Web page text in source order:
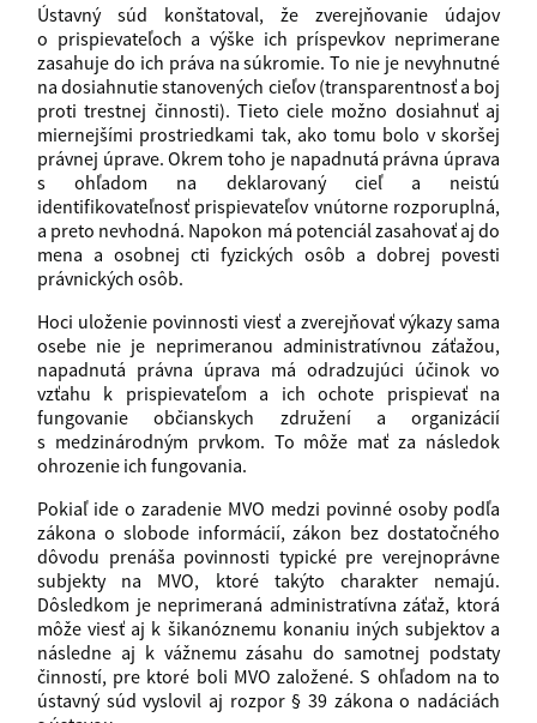
Ústavný súd konštatoval, že zverejňovanie údajov
o prispievateľoch a výške ich príspevkov neprimerane
zasahuje do ich práva na súkromie. To nie je nevyhnutné
na dosiahnutie stanovených cieľov (transparentnosť a boj
proti trestnej činnosti). Tieto ciele možno dosiahnuť aj
miernejšími prostriedkami tak, ako tomu bolo v skoršej
právnej úprave. Okrem toho je napadnutá právna úprava
s ohľadom na deklarovaný cieľ a neistú
identifikovateľnosť prispievateľov vnútorne rozporuplná,
a preto nevhodná. Napokon má potenciál zasahovať aj do
mena a osobnej cti fyzických osôb a dobrej povesti
právnických osôb.
Hoci uloženie povinnosti viesť a zverejňovať výkazy sama
osebe nie je neprimeranou administratívnou záťažou,
napadnutá právna úprava má odradzujúci účinok vo
vzťahu k prispievateľom a ich ochote prispievať na
fungovanie občianskych združení a organizácií
s medzinárodným prvkom. To môže mať za následok
ohrozenie ich fungovania.
Pokiaľ ide o zaradenie MVO medzi povinné osoby podľa
zákona o slobode informácií, zákon bez dostatočného
dôvodu prenáša povinnosti typické pre verejnoprávne
subjekty na MVO, ktoré takýto charakter nemajú.
Dôsledkom je neprimeraná administratívna záťaž, ktorá
môže viesť aj k šikanóznemu konaniu iných subjektov a
následne aj k vážnemu zásahu do samotnej podstaty
činností, pre ktoré boli MVO založené. S ohľadom na to
ústavný súd vyslovil aj rozpor § 39 zákona o nadáciách